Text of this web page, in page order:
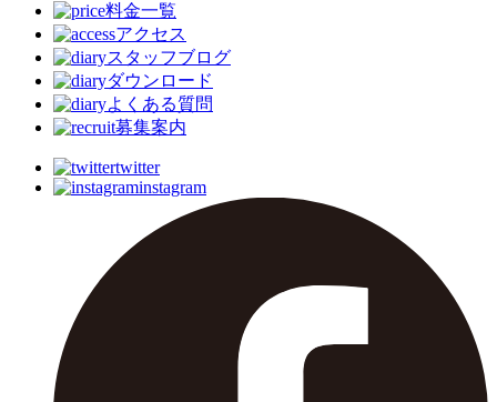
料金一覧
アクセス
スタッフブログ
ダウンロード
よくある質問
募集案内
twitter
instagram